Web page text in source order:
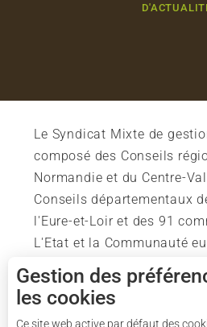
Le Syndicat Mixte de
composé des Conseils
Normandie et du Centre-
Conseils départementaux
l'Eure-et-Loir et des 91
L'Etat et la Communauté
soutiennent également
Gestion des
les cookies
Ce site web active par défaut des